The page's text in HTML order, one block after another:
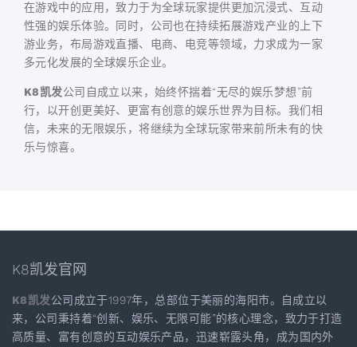
在游戏中的应用，致力于为全球玩家提供更加沉浸式、互动
性强的娱乐体验。同时，公司也在持续拓展游戏产业的上下
游业务，布局游戏直播、电商、电竞等领域，力求成为一家
多元化发展的全球娱乐企业。
K8凯发公司自成立以来，始终怀揣着“无尽的娱乐梦想”前
行，以开创更美好、更富有创意的娱乐世界为目标。我们相
信，未来的无限娱乐，将继续为全球玩家带来前所未有的快
乐与惊喜。
K8凯发官网
K8凯发公司成立于1997年，总部位于美丽的海阳市。自成立以
来，公司秉持着“创新、娱乐、无限可能”的核心理念，致力于打造
高质量、富有创意的互动娱乐产品，迅速崭露头角，成为国内外